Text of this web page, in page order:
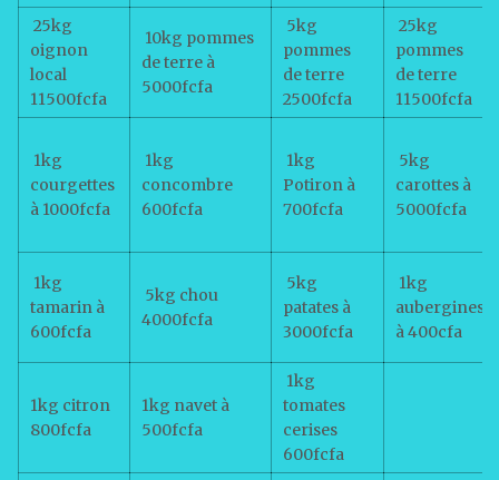
25kg
oignon
local
11500fcfa
10kg pommes
de terre à
5000fcfa
5kg
pommes
de terre
2500fcfa
25kg
pommes
de terre
11500fcfa
1kg
courgettes
à 1000fcfa
1kg
concombre
600fcfa
1kg
Potiron à
700fcfa
5kg
carottes à
5000fcfa
1kg
tamarin à
600fcfa
5kg chou
4000fcfa
5kg
patates à
3000fcfa
1kg
aubergines
à 400cfa
1kg citron
800fcfa
1kg navet à
500fcfa
1kg
tomates
cerises
600fcfa